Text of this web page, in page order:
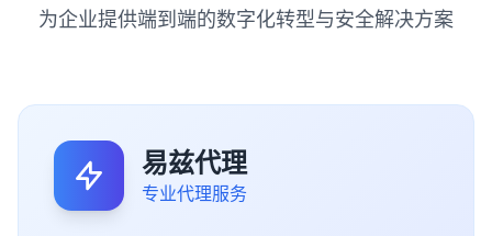
为企业提供端到端的数字化转型与安全解决方案
易兹代理
专业代理服务